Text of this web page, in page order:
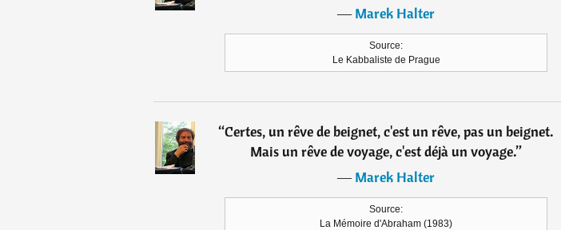
―Marek Halter
Source:
Le Kabbaliste de Prague
“Certes, un rêve de beignet, c'est un rêve, pas un beignet.
Mais un rêve de voyage, c'est déjà un voyage.”
―Marek Halter
Source:
La Mémoire d'Abraham (1983)